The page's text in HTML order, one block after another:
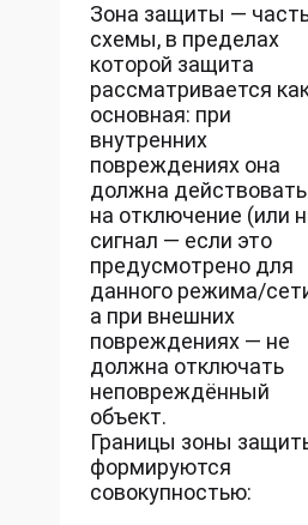
Зона защиты —
схемы, в пределах
которой защита
рассматривается
основная: при
внутренних
повреждениях она
должна действовать
на отключение (или
сигнал — если это
предусмотрено для
данного режима/
а при внешних
повреждениях — не
должна отключать
неповреждённый
объект.
Границы зоны
формируются
совокупностью: